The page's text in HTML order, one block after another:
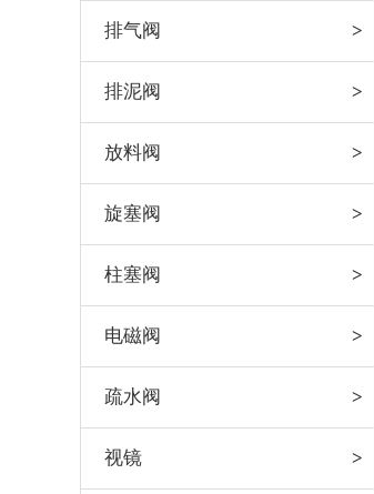
排气阀
排泥阀
放料阀
旋塞阀
柱塞阀
电磁阀
疏水阀
视镜